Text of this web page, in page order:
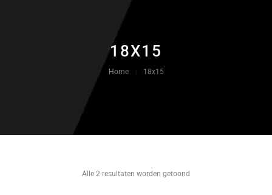
18X15
Home 18x15
Alle 2 resultaten worden getoond